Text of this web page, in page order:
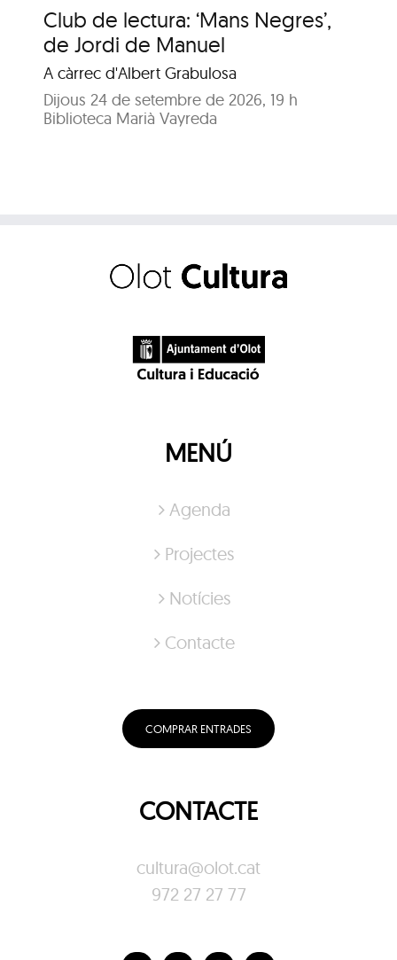
Club de lectura: ‘Mans Negres’,
de Jordi de Manuel
A càrrec d'Albert Grabulosa
Dijous 24 de setembre de 2026, 19 h
Biblioteca Marià Vayreda
MENÚ
Agenda
Projectes
Notícies
Contacte
COMPRAR ENTRADES
CONTACTE
cultura@olot.cat
972 27 27 77